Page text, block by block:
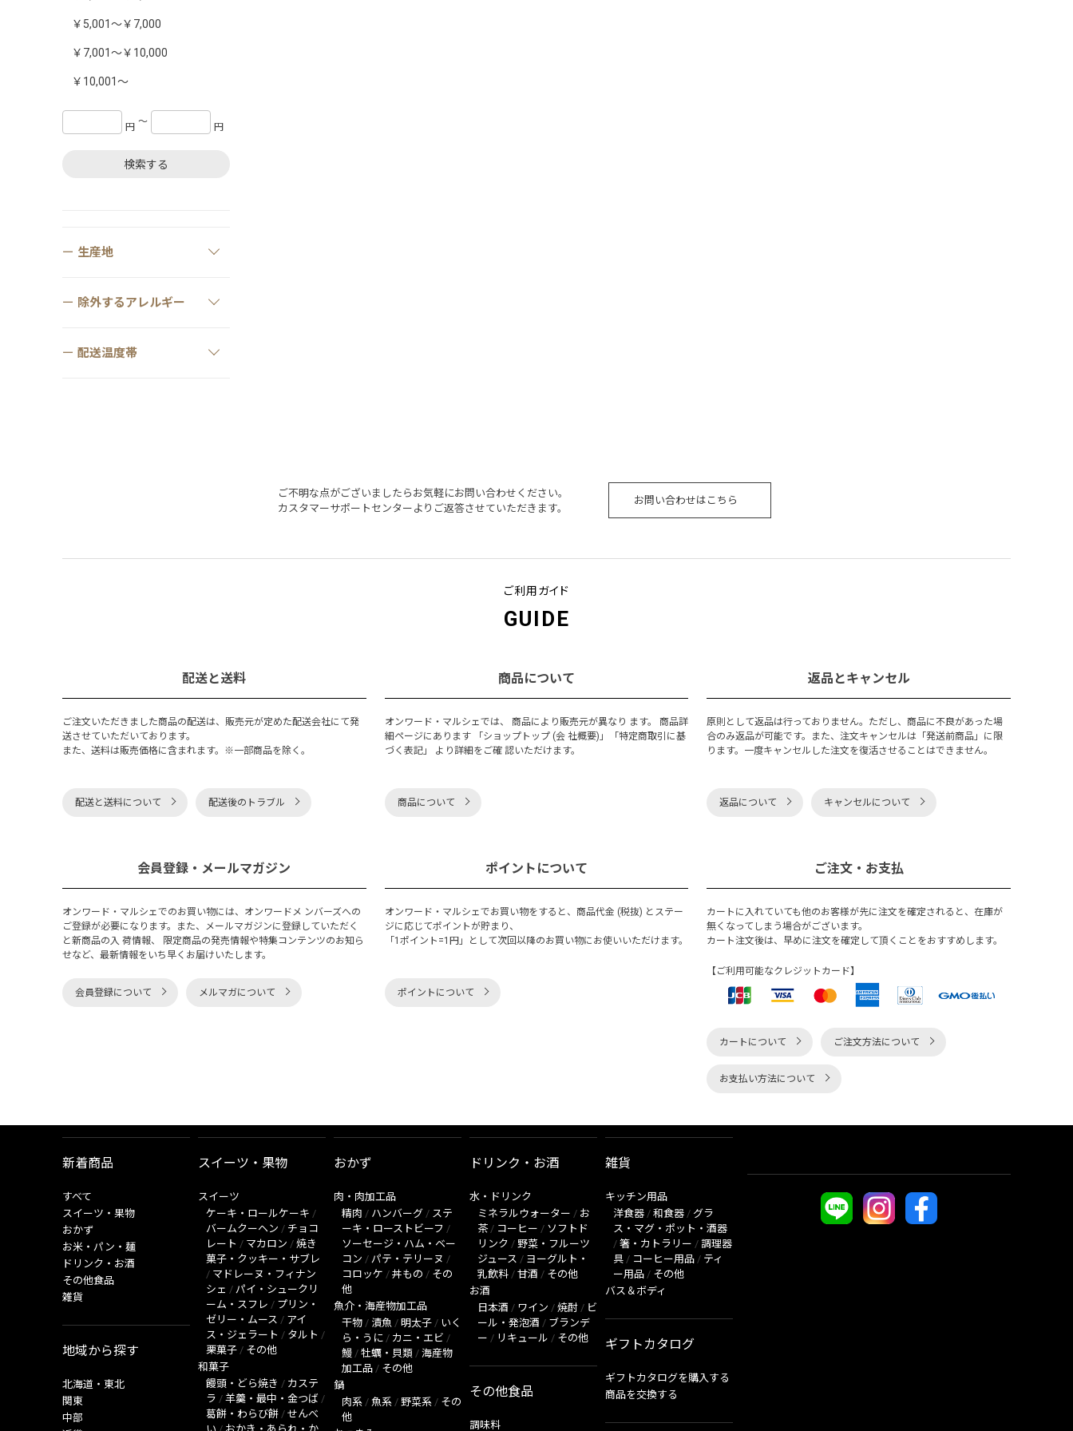
￥5,001～￥7,000
￥7,001～￥10,000
￥10,001～
円 〜 円
検索する
生産地
除外するアレルギー
配送温度帯
ご不明な点がございましたらお気軽にお問い合わせください。
カスタマーサポートセンターよりご返答させていただきます。
お問い合わせはこちら
ご利用ガイド
GUIDE
配送と送料
ご注文いただきました商品の配送は、販売元が定めた配送会社にて発
送させていただいております。
また、送料は販売価格に含まれます。※一部商品を除く。
配送と送料について 配送後のトラブル
商品について
オンワード・マルシェでは、 商品により販売元が異なり ます。 商品詳
細ページにあります 「ショップトップ (会 社概要)」「特定商取引に基
づく表記」 より詳細をご確 認いただけます。
商品について
返品とキャンセル
原則として返品は行っておりません。ただし、商品に不良があった場
合のみ返品が可能です。また、注文キャンセルは「発送前商品」に限
ります。一度キャンセルした注文を復活させることはできません。
返品について キャンセルについて
会員登録・メールマガジン
オンワード・マルシェでのお買い物には、オンワードメ ンバーズへの
ご登録が必要になります。また、メールマガジンに登録していただく
と新商品の入 荷情報、 限定商品の発売情報や特集コンテンツのお知ら
せなど、最新情報をいち早くお届けいたします。
会員登録について メルマガについて
ポイントについて
オンワード・マルシェでお買い物をすると、商品代金 (税抜) とステー
ジに応じてポイントが貯まり、
「1ポイント=1円」として次回以降のお買い物にお使いいただけます。
ポイントについて
ご注文・お支払
カートに入れていても他のお客様が先に注文を確定されると、在庫が
無くなってしまう場合がございます。
カート注文後は、早めに注文を確定して頂くことをおすすめします。
【ご利用可能なクレジットカード】
カートについて ご注文方法について
お支払い方法について
新着商品
すべて
スイーツ・果物
おかず
お米・パン・麺
ドリンク・お酒
その他食品
雑貨
地域から探す
北海道・東北
関東
中部
スイーツ・果物
スイーツ
ケーキ・ロールケーキ /
バームクーヘン / チョコ
レート / マカロン / 焼き
菓子・クッキー・サブレ
/ マドレーヌ・フィナン
シェ / パイ・シュークリ
ーム・スフレ / プリン・
ゼリー・ムース / アイ
ス・ジェラート / タルト /
栗菓子 / その他
和菓子
饅頭・どら焼き / カステ
ラ / 羊羹・最中・金つば /
葛餅・わらび餅 / せんべ
おかず
肉・肉加工品
精肉 / ハンバーグ / ステ
ーキ・ローストビーフ /
ソーセージ・ハム・ベー
コン / パテ・テリーヌ /
コロッケ / 丼もの / その
他
魚介・海産物加工品
干物 / 漬魚 / 明太子 / いく
ら・うに / カニ・エビ /
鰻 / 牡蠣・貝類 / 海産物
加工品 / その他
鍋
肉系 / 魚系 / 野菜系 / その
他
ドリンク・お酒
水・ドリンク
ミネラルウォーター / お
茶 / コーヒー / ソフトド
リンク / 野菜・フルーツ
ジュース / ヨーグルト・
乳飲料 / 甘酒 / その他
お酒
日本酒 / ワイン / 焼酎 / ビ
ール・発泡酒 / ブランデ
ー / リキュール / その他
その他食品
調味料
雑貨
キッチン用品
洋食器 / 和食器 / グラ
ス・マグ・ポット・酒器
/ 箸・カトラリー / 調理器
具 / コーヒー用品 / ティ
ー用品 / その他
バス＆ボディ
ギフトカタログ
ギフトカタログを購入する
商品を交換する